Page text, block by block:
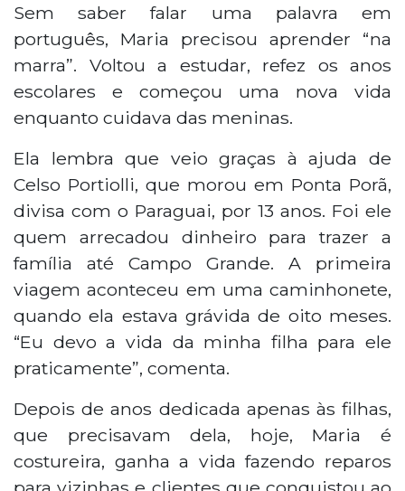
Sem saber falar uma palavra em
português, Maria precisou aprender “na
marra”. Voltou a estudar, refez os anos
escolares e começou uma nova vida
enquanto cuidava das meninas.
Ela lembra que veio graças à ajuda de
Celso Portiolli, que morou em Ponta Porã,
divisa com o Paraguai, por 13 anos. Foi ele
quem arrecadou dinheiro para trazer a
família até Campo Grande. A primeira
viagem aconteceu em uma caminhonete,
quando ela estava grávida de oito meses.
“Eu devo a vida da minha filha para ele
praticamente”, comenta.
Depois de anos dedicada apenas às filhas,
que precisavam dela, hoje, Maria é
costureira, ganha a vida fazendo reparos